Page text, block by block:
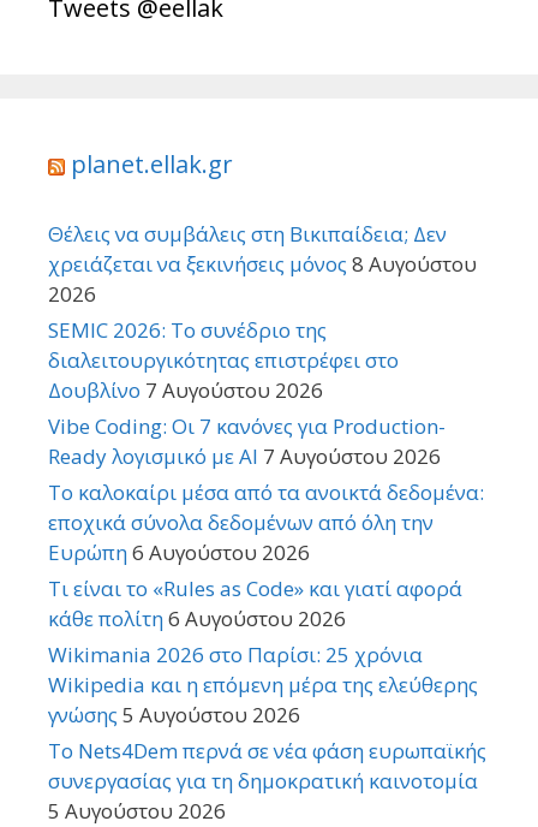
Tweets @eellak
planet.ellak.gr
Θέλεις να συμβάλεις στη Βικιπαίδεια; Δεν
χρειάζεται να ξεκινήσεις μόνος 8 Αυγούστου
2026
SEMIC 2026: Το συνέδριο της
διαλειτουργικότητας επιστρέφει στο
Δουβλίνο 7 Αυγούστου 2026
Vibe Coding: Οι 7 κανόνες για Production-
Ready λογισμικό με AI 7 Αυγούστου 2026
Το καλοκαίρι μέσα από τα ανοικτά δεδομένα:
εποχικά σύνολα δεδομένων από όλη την
Ευρώπη6 Αυγούστου 2026
Τι είναι το «Rules as Code» και γιατί αφορά
κάθε πολίτη6 Αυγούστου 2026
Wikimania 2026 στο Παρίσι: 25 χρόνια
Wikipedia και η επόμενη μέρα της ελεύθερης
γνώσης 5 Αυγούστου 2026
Το Nets4Dem περνά σε νέα φάση ευρωπαϊκής
συνεργασίας για τη δημοκρατική καινοτομία
5 Αυγούστου 2026